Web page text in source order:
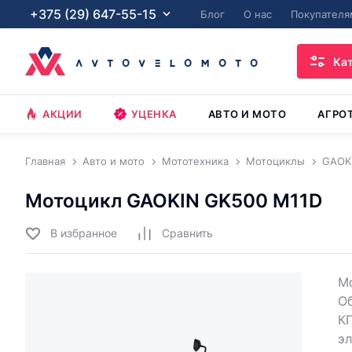
+375 (29) 647-55-15 Блог О нас
АКЦИИ УЦЕНКА АВТО И МОТО
Главная Авто и мото Мототехника Мотоциклы
Мотоцикл GAOKIN GK500 M11D
В избранное Cравнить